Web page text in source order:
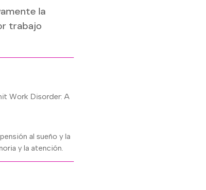
la
trabajo
Work Disorder: A
al sueño y la
y la atención.